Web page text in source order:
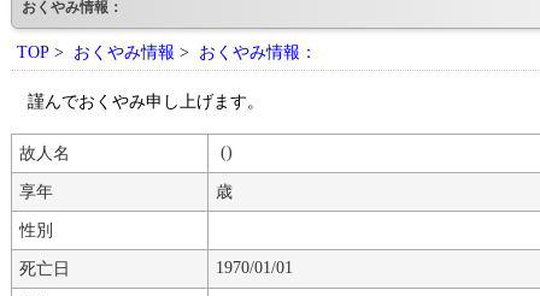
おくやみ情報：
TOP > おくやみ情報 > おくやみ情報：
謹んでおくやみ申し上げます。
故人名 ()
享年
歳
性別
死亡日
1970/01/01